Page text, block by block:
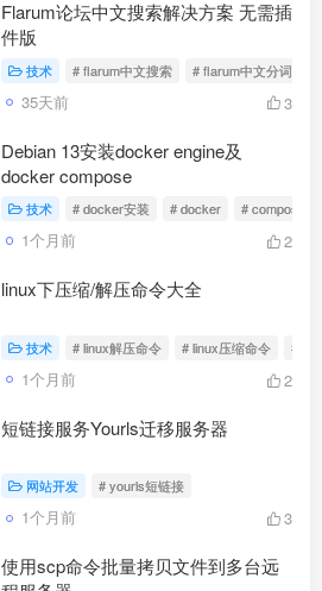
Flarum论坛中文搜索解决方案 无需插
件版
技术 # flarum中文搜索 # flarum中文分词
35天前 3
Debian 13安装docker engine及
docker compose
技术 # docker安装 # docker # compose安
1个月前 2
linux下压缩/解压命令大全
技术 # linux解压命令 # linux压缩命令 # tar
1个月前 2
短链接服务Yourls迁移服务器
网站开发 # yourls短链接
1个月前 3
使用scp命令批量拷贝文件到多台远